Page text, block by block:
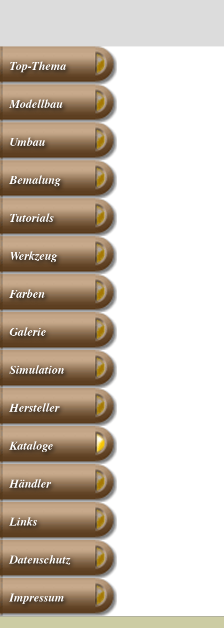
Top-Thema
Modellbau
Umbau
Bemalung
Tutorials
Werkzeug
Farben
Galerie
Simulation
Hersteller
Kataloge
Händler
Links
Datenschutz
Impressum